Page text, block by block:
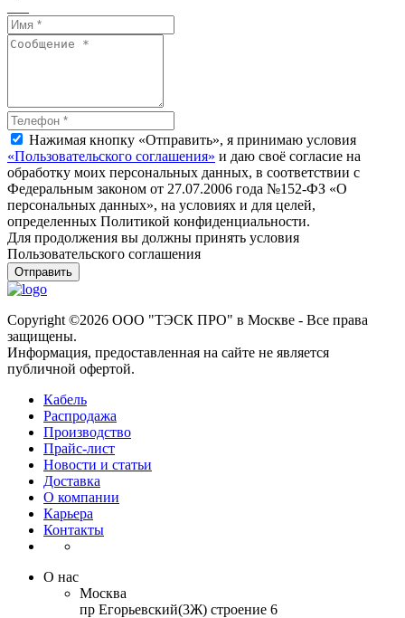
Нажимая кнопку «Отправить», я принимаю условия
«Пользовательского соглашения» и даю своё согласие на
обработку моих персональных данных, в соответствии с
Федеральным законом от 27.07.2006 года №152-ФЗ «О
персональных данных», на условиях и для целей,
определенных Политикой конфиденциальности.
Для продолжения вы должны принять условия
Пользовательского соглашения
Отправить
Copyright ©2026 ООО "ТЭСК ПРО" в Москве - Все права
защищены.
Информация, предоставленная на сайте не является
публичной офертой.
Кабель
Распродажа
Производство
Прайс-лист
Новости и статьи
Доставка
О компании
Карьера
Контакты
О нас
Москва
пр Егорьевский(3Ж) строение 6